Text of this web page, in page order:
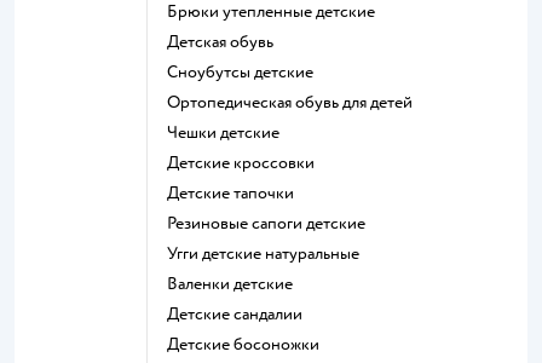
Брюки утепленные детские
Детская обувь
Сноубутсы детские
Ортопедическая обувь для детей
Чешки детские
Детские кроссовки
Детские тапочки
Резиновые сапоги детские
Угги детские натуральные
Валенки детские
Детские сандалии
Детские босоножки